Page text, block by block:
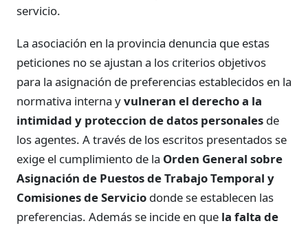
servicio.
La asociación en la provincia denuncia que estas
peticiones no se ajustan a los criterios objetivos
para la asignación de preferencias establecidos en la
normativa interna yvulneran el derecho a la
intimidad y proteccion de datos personales de
los agentes. A través de los escritos presentados se
exige el cumplimiento de la Orden General sobre
Asignación de Puestos de Trabajo Temporal y
Comisiones de Servicio donde se establecen las
preferencias. Además se incide en que la falta de